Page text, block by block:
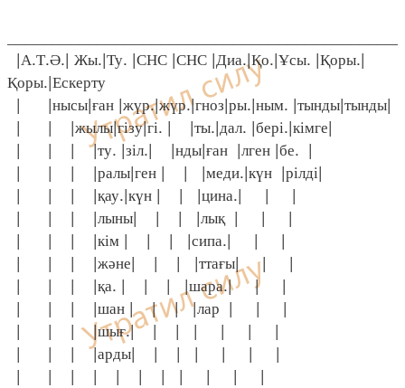
|А.Т.Ә.| Жы.|Ту. |СНС |СНС |Диа.|Қо.|Ұсы. |Қоры.|
Қоры.|Ескерту
| |нысы|ған |жүр.|жүр.|гноз|ры.|ным. |тынды|тынды|
| | |жылы|гізу|гі. | |ты.|дал. |бері.|кімге|
| | | |ту. |зіл.| |нды|ған |лген |бе. |
| | | |ралы|ген | | |меди.|күн |рілді|
| | | |қау.|күн | | |цина.| | |
| | | |лыны| | | |лық | | |
| | | |кім | | | |сипа.| | |
| | | |және| | | |ттағы| | |
| | | |қа. | | | |шара.| | |
| | | |шан | | | |лар | | |
| | | |шығ.| | | | | | |
| | | |арды| | | | | | |
| | | | | | | | | | |